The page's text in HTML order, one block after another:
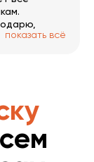
показать всё